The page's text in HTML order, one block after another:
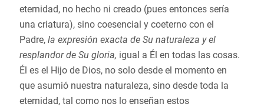
eternidad, no hecho ni creado (pues entonces sería
una criatura), sino coesencial y coeterno con el
Padre, la expresión exacta de Su naturaleza y el
resplandor de Su gloria, igual a Él en todas las cosas.
Él es el Hijo de Dios, no solo desde el momento en
que asumió nuestra naturaleza, sino desde toda la
eternidad, tal como nos lo enseñan estos